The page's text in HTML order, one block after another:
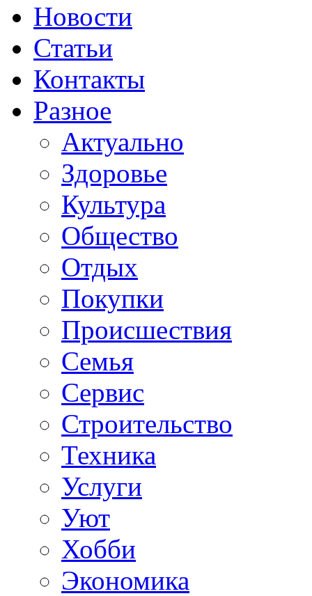
Новости
Статьи
Контакты
Разное
Актуально
Здоровье
Культура
Общество
Отдых
Покупки
Происшествия
Семья
Сервис
Строительство
Техника
Услуги
Уют
Хобби
Экономика